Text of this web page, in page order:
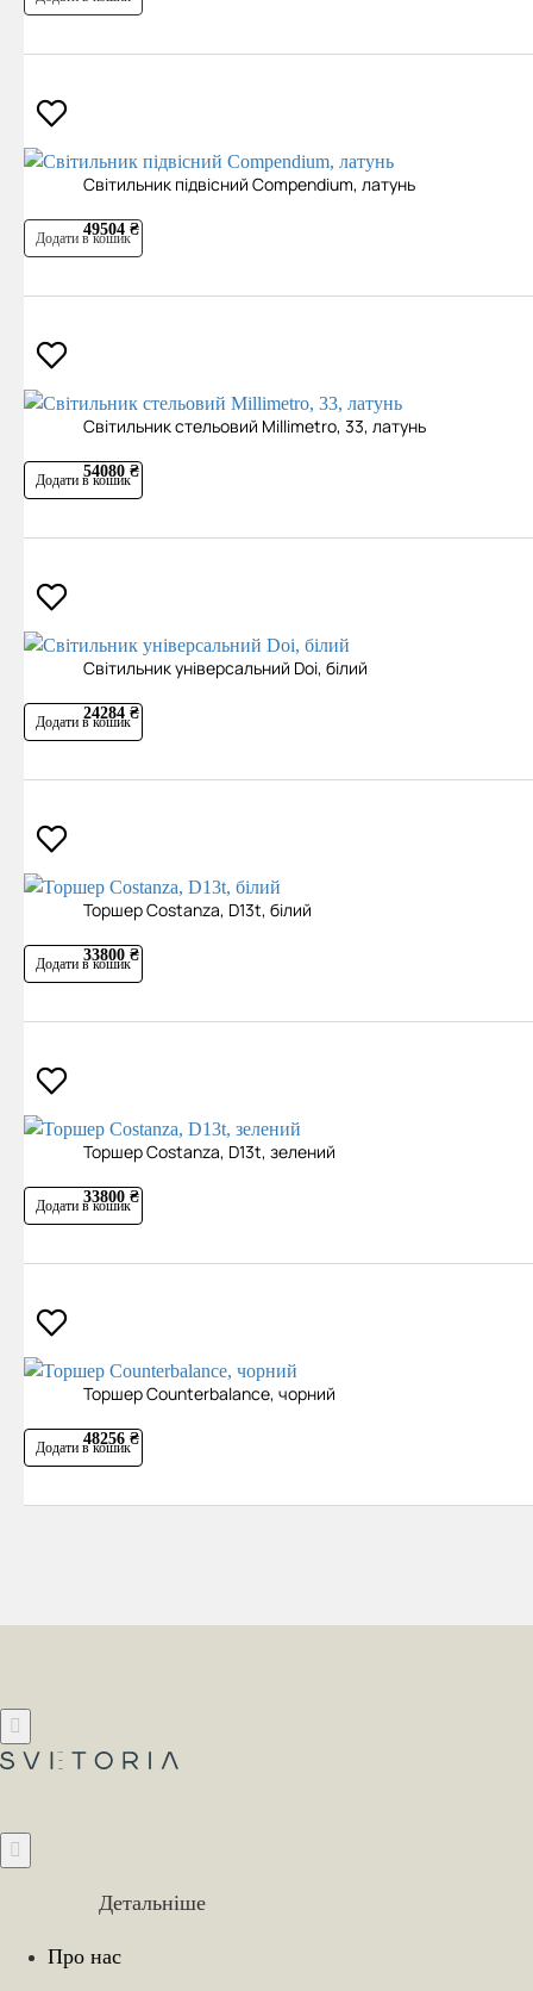
Світильник підвісний Compendium, латунь
49504 ₴
Додати в кошик
Світильник стельовий Millimetro, 33, латунь
54080 ₴
Додати в кошик
Світильник універсальний Doi, білий
24284 ₴
Додати в кошик
Торшер Costanza, D13t, білий
33800 ₴
Додати в кошик
Торшер Costanza, D13t, зелений
33800 ₴
Додати в кошик
Торшер Counterbalance, чорний
48256 ₴
Додати в кошик
Детальніше
Про нас